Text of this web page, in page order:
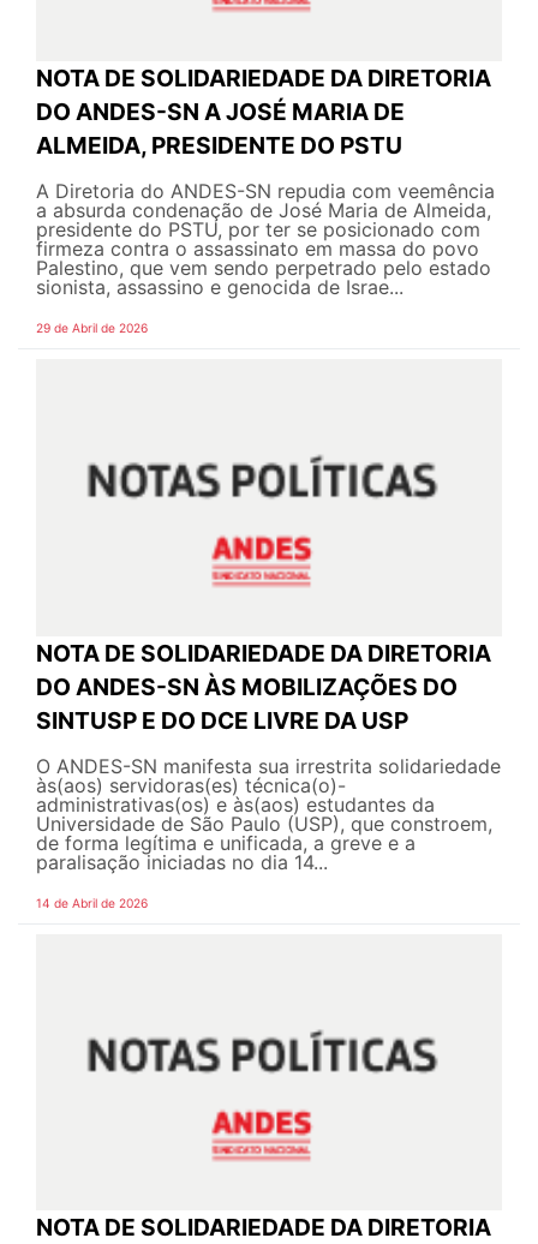
NOTA DE SOLIDARIEDADE DA DIRETORIA
DO ANDES-SN A JOSÉ MARIA DE
ALMEIDA, PRESIDENTE DO PSTU
A Diretoria do ANDES-SN repudia com veemência
a absurda condenação de José Maria de Almeida,
presidente do PSTU, por ter se posicionado com
firmeza contra o assassinato em massa do povo
Palestino, que vem sendo perpetrado pelo estado
sionista, assassino e genocida de Israe...
29 de Abril de 2026
NOTA DE SOLIDARIEDADE DA DIRETORIA
DO ANDES-SN ÀS MOBILIZAÇÕES DO
SINTUSP E DO DCE LIVRE DA USP
O ANDES-SN manifesta sua irrestrita solidariedade
às(aos) servidoras(es) técnica(o)-
administrativas(os) e às(aos) estudantes da
Universidade de São Paulo (USP), que constroem,
de forma legítima e unificada, a greve e a
paralisação iniciadas no dia 14...
14 de Abril de 2026
NOTA DE SOLIDARIEDADE DA DIRETORIA